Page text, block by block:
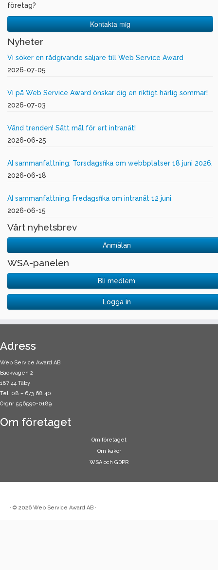
företag?
Kontakta mig
Nyheter
Vi söker en rådgivande säljare till Web Service Award
2026-07-05
Vi på Web Service Award önskar dig en riktigt härlig sommar!
2026-07-03
Vänd trenden! Sätt mål för ert intranät!
2026-06-25
AI sammanfattning: Torsdagsfika om webbplatser 18 juni 2026.
2026-06-18
AI sammanfattning: Fredagsfika om intranät 12 juni
2026-06-15
Vårt nyhetsbrev
Anmälan
WSA-panelen
Bli medlem
Logga in
Adress
Web Service Award AB
Bäckvägen 2
187 44 Täby
Tel: 08 – 673 68 40
Orgnr 556590-0189
Om företaget
Om företaget
Om kakor
WSA och GDPR
· © 2026 Web Service Award AB ·